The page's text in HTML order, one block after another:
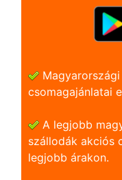
csomagajánlatai
A legjobb
szállodák akciós
legjobb árakon.